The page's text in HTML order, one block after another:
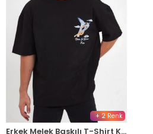
+ 2 Renk
Erkek Melek Baskılı T-Shirt Kısa Kol Bisiklet Yaka Rahat Kalıp Günlük Tişört - Siyah